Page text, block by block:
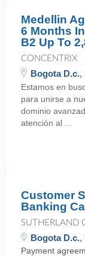
Medellin
6 Months
B2 Up To
CONCENTRIX
Bogota D.c.,
Estamos en
para unirse a
dominio
atención al ...
Customer
Banking
SUTHERLAND
Bogota D.c.,
Payment